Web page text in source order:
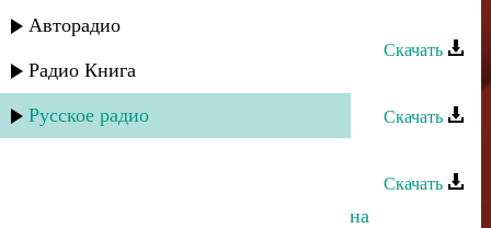
Авторадио
Радио Книга
Русское радио
Скачать
Талисман - Вушда вуна
Скачать
Скачать
Караван группа - Зун так тамир вуна